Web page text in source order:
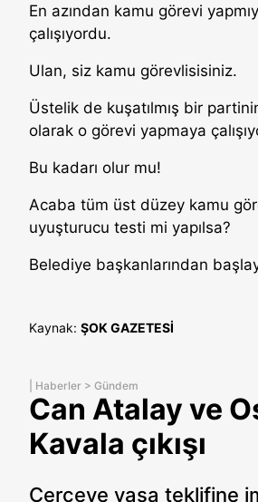
En azından kamu görevi
çalışıyordu.
Ulan, siz kamu görevlisisiniz.
Üstelik de kuşatılmış bir
olarak o görevi yapmaya
Bu kadarı olur mu!
Acaba tüm üst düzey kamu
uyuşturucu testi mi yapılsa?
Belediye başkanlarından
Kaynak: ŞOK GAZETESİ
Haberler > Gündem
Can Atalay ve
Kavala çıkışı
Çerçeve yasa teklifine